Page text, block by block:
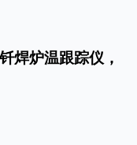
焊炉温跟踪仪，